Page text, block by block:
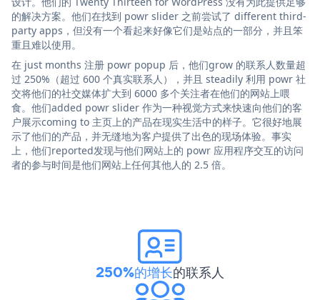
的解决方案。他们在找到 powr slider 之前尝试了 different third-
party apps，但没有一个看起来好像它们是站点的一部分，并且笨
重且难以使用。
在 just months 注册 powr popup 后，他们grow 的联系人数量超
过 250%（超过 600 个真实联系人），并且 steadily 利用 powr 社
交将他们的社交媒体扩大到 6000 多个关注者在他们的网站上喂
食。他们added powr slider 作为一种视觉方式来快速向他们的客
户展示coming to 主页上的产品在现实生活中的样子。它很好地展
示了他们的产品，并无缝地为客户提供了出色的现场体验。事实
上，他们reported发现与他们网站上的 powr 应用程序交互的访问
者的参与时间是他们网站上任何其他人的 2.5 倍。
250%的增长的联系人